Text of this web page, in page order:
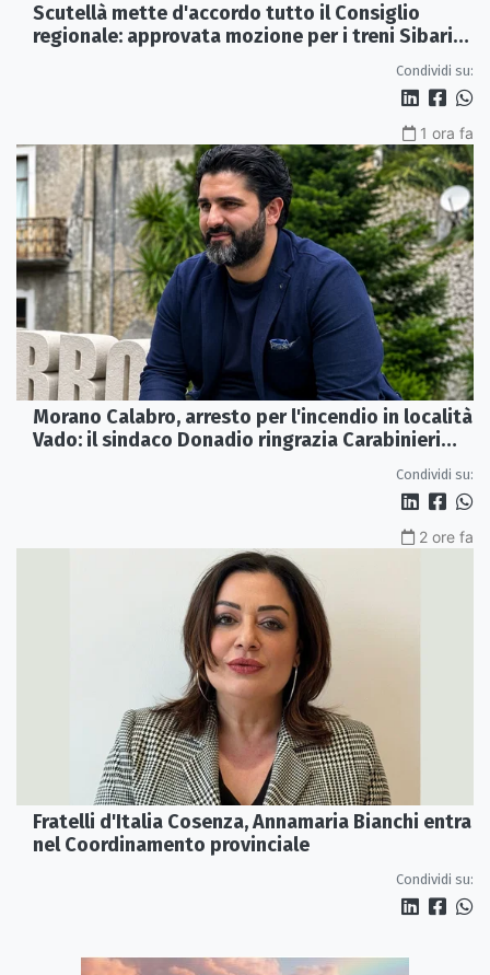
Scutellà mette d'accordo tutto il Consiglio
regionale: approvata mozione per i treni Sibari-
Condividi su:
1 ora fa
Morano Calabro, arresto per l'incendio in località
Vado: il sindaco Donadio ringrazia Carabinieri
Condividi su:
2 ore fa
Fratelli d'Italia Cosenza, Annamaria Bianchi entra
nel Coordinamento provinciale
Condividi su: